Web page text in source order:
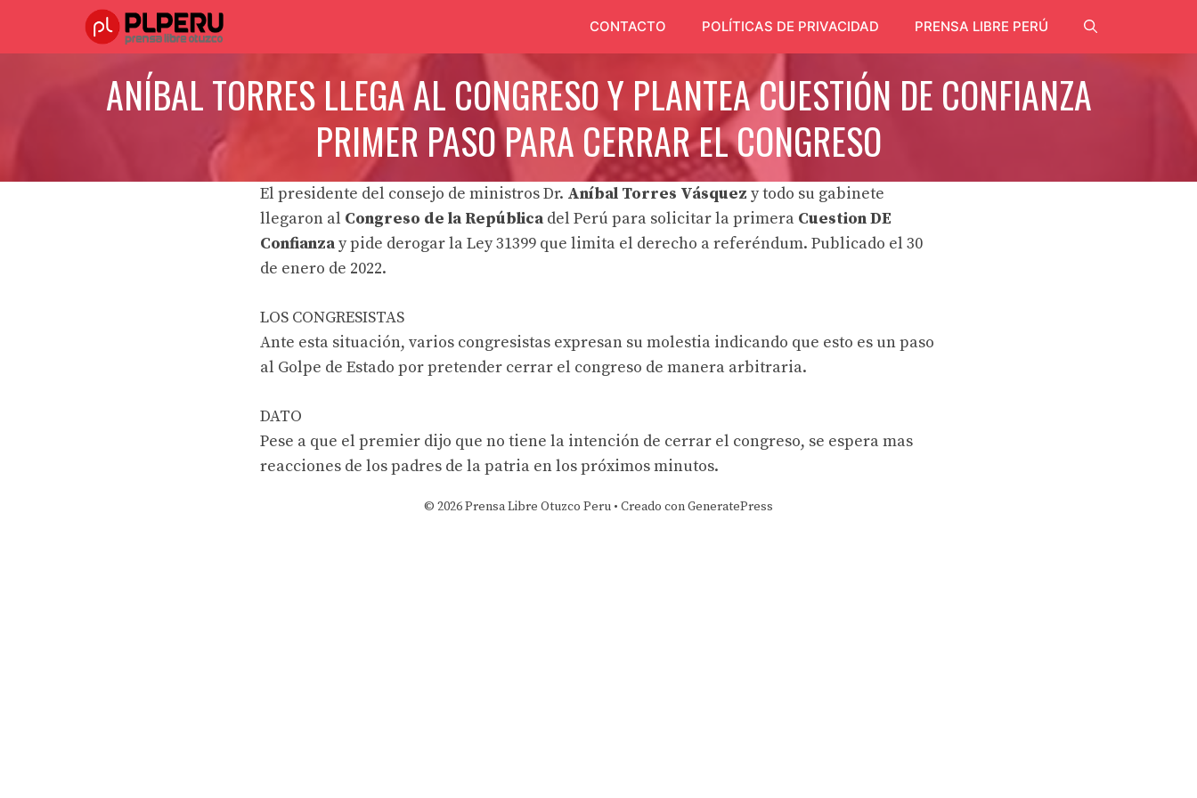
CONTACTO POLÍTICAS DE PRIVACIDAD PRENSA LIBRE PERÚ
ANÍBAL TORRES LLEGA AL CONGRESO Y PLANTEA CUESTIÓN DE CONFIANZA
PRIMER PASO PARA CERRAR EL CONGRESO
El presidente del consejo de ministros Dr. Aníbal Torres Vásquez y todo su gabinete
llegaron al Congreso de la República del Perú para solicitar la primera Cuestion DE
Confianzay pide derogar la Ley 31399 que limita el derecho a referéndum. Publicado el 30
de enero de 2022.
LOS CONGRESISTAS
Ante esta situación, varios congresistas expresan su molestia indicando que esto es un paso
al Golpe de Estado por pretender cerrar el congreso de manera arbitraria.
DATO
Pese a que el premier dijo que no tiene la intención de cerrar el congreso, se espera mas
reacciones de los padres de la patria en los próximos minutos.
© 2026 Prensa Libre Otuzco Peru • Creado conGeneratePress